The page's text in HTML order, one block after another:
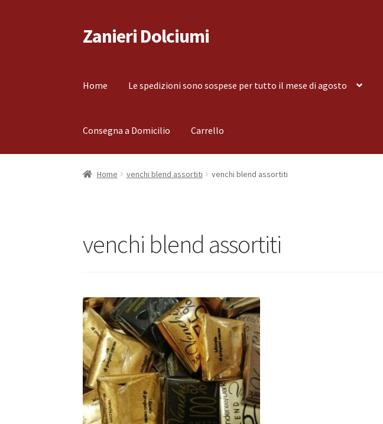
Vai
alla
Vai
al
Zanieri Dolciumi
Home Le spedizioni sono sospese per tutto il mese di agosto
Consegna a Domicilio Carrello
Home Cassa Condizioni di vendita Consegna a Domicilio
Home venchi blend assortiti venchi blend assortiti
venchi blend assortiti